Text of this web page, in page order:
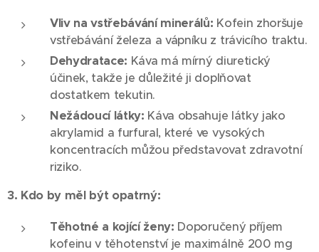
Vliv na vstřebávání minerálů: Kofein zhoršuje
vstřebávání železa a vápníku z trávicího traktu.
Dehydratace: Káva má mírný diuretický
účinek, takže je důležité ji doplňovat
dostatkem tekutin.
Nežádoucí látky: Káva obsahuje látky jako
akrylamid a furfural, které ve vysokých
koncentracích můžou představovat zdravotní
riziko.
3. Kdo by měl být opatrný:
Těhotné a kojící ženy: Doporučený příjem
kofeinu v těhotenství je maximálně 200 mg